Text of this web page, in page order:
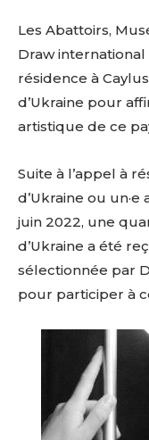
Les Abattoirs,
Draw
résidence à
d’Ukraine pour
artistique de ce
Suite à l’appel à
d’Ukraine ou
juin 2022, une
d’Ukraine a été
sélectionnée par
pour participer à